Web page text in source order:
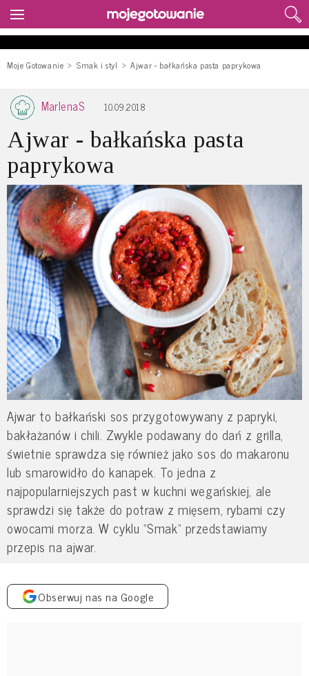
Moje Gotowanie Smak i styl Ajwar - bałkańska pasta paprykowa
MarlenaS 10.09.2018
Ajwar - bałkańska pasta
paprykowa
Ajwar to bałkański sos przygotowywany z papryki,
bakłażanów i chili. Zwykle podawany do dań z grilla,
świetnie sprawdza się również jako sos do makaronu
lub smarowidło do kanapek. To jedna z
najpopularniejszych past w kuchni wegańskiej, ale
sprawdzi się także do potraw z mięsem, rybami czy
owocami morza. W cyklu "Smak" przedstawiamy
przepis na ajwar.
Obserwuj nas na Google